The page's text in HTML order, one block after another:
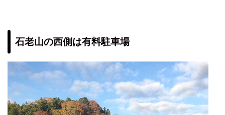
石老山の西側は有料駐車場